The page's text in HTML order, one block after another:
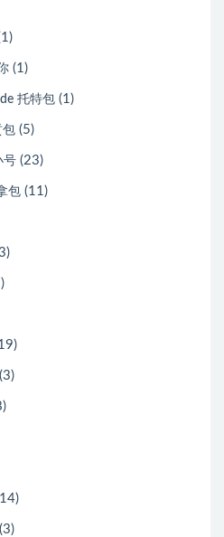
(1)
托特包 (1)
包 (5)
号 (23)
包 (11)
(3)
(3)